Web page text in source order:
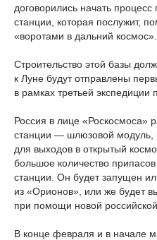
договорились начать
станции, которая послужит,
«воротами в дальний космос».
Строительство этой базы
к Луне будут отправлены
в рамках третьей экспедиции
Россия в лице «Роскосмоса»
станции — шлюзовой модуль,
для выходов в открытый
большое количество
станции. Он будет запущен
из «Орионов», или же будет
при помощи новой
В конце февраля и в начале